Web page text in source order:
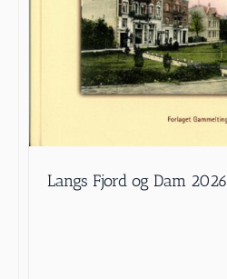
Langs Fjord og Dam 2026